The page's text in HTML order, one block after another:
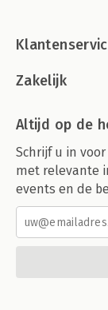
Zakelijk
Altijd op de
Schrijf u in
met relevante
events en de